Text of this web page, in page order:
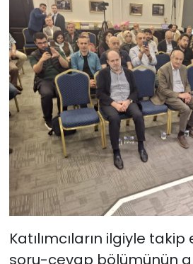
Katılımcıların ilgiyle
soru-cevap bölümünün